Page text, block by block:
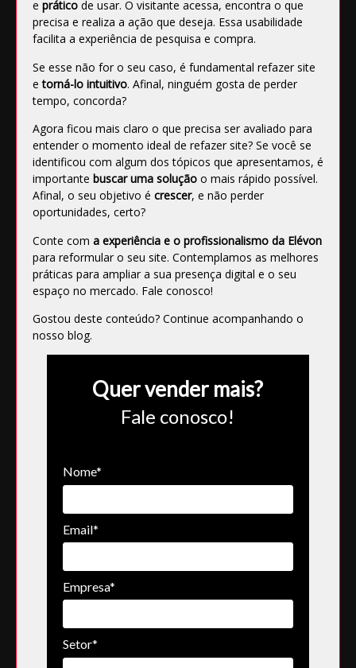
e prático de usar. O visitante acessa, encontra o que
precisa e realiza a ação que deseja. Essa usabilidade
facilita a experiência de pesquisa e compra.
Se esse não for o seu caso, é fundamental refazer site
etorná-lo intuitivo. Afinal, ninguém gosta de perder
tempo, concorda?
Agora ficou mais claro o que precisa ser avaliado para
entender o momento ideal de refazer site? Se você se
identificou com algum dos tópicos que apresentamos, é
importante buscar uma solução o mais rápido possível.
Afinal, o seu objetivo é crescer, e não perder
oportunidades, certo?
Conte com a experiência e o profissionalismo da Elévon
para reformular o seu site. Contemplamos as melhores
práticas para ampliar a sua presença digital e o seu
espaço no mercado. Fale conosco!
Gostou deste conteúdo? Continue acompanhando o
nosso blog.
Quer vender mais?
Fale conosco!
Nome*
Email*
Empresa*
Setor*